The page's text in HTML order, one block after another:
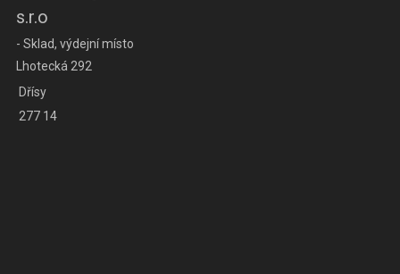
s.r.o
- Sklad, výdejní místo
Lhotecká 292
Dřísy
277 14